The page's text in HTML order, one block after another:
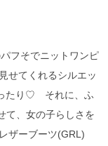
フそでニットワンピ
せてくれるシルエッ
ったり♡ それに、ふ
て、女の子らしさを
ザーブーツ(GRL)